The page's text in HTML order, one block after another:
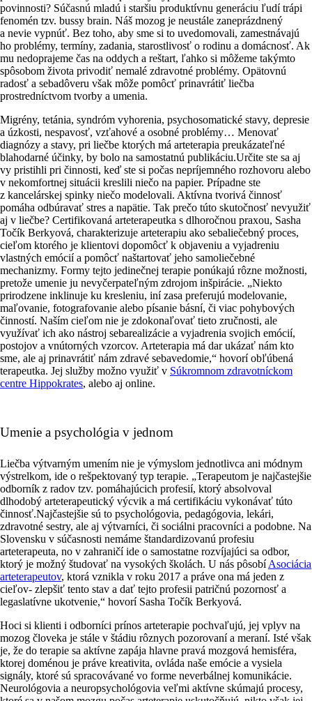
povinnosti? Súčasnú mladú i staršiu produktívnu generáciu ľudí trápi
fenomén tzv. bussy brain. Náš mozog je neustále zaneprázdnený
a nevie vypnúť. Bez toho, aby sme si to uvedomovali, zamestnávajú
ho problémy, termíny, zadania, starostlivosť o rodinu a domácnosť. Ak
mu nedoprajeme čas na oddych a reštart, ľahko si môžeme takýmto
spôsobom života privodiť nemalé zdravotné problémy. Opätovnú
radosť a sebadôveru však môže pomôcť prinavrátiť liečba
prostredníctvom tvorby a umenia.
Migrény, tetánia, syndróm vyhorenia, psychosomatické stavy, depresie
a úzkosti, nespavosť, vzťahové a osobné problémy… Menovať
diagnózy a stavy, pri liečbe ktorých má arteterapia preukázateľné
blahodarné účinky, by bolo na samostatnú publikáciu.Určite ste sa aj
vy pristihli pri činnosti, keď ste si počas nepríjemného rozhovoru alebo
v nekomfortnej situácii kreslili niečo na papier. Prípadne ste
z kancelárskej spinky niečo modelovali. Aktívna tvorivá činnosť
pomáha odbúravať stres a napätie. Tak prečo túto skutočnosť nevyužiť
aj v liečbe? Certifikovaná arteterapeutka s dlhoročnou praxou, Sasha
Točík Berkyová, charakterizuje arteterapiu ako sebaliečebný proces,
cieľom ktorého je klientovi dopomôcť k objaveniu a vyjadreniu
vlastných emócií a pomôcť naštartovať jeho samoliečebné
mechanizmy. Formy tejto jedinečnej terapie ponúkajú rôzne možnosti,
pretože umenie ju nevyčerpateľným zdrojom inšpirácie. „Niekto
prirodzene inklinuje ku kresleniu, iní zasa preferujú modelovanie,
maľovanie, fotografovanie alebo písanie básní, či viac pohybových
činností. Naším cieľom nie je zdokonaľovať tieto zručnosti, ale
využívať ich ako nástroj sebarealizácie a vyjadrenia svojich emócií,
postojov a vnútorných vzorcov. Arteterapia má dar ukázať nám kto
sme, ale aj prinavrátiť nám zdravé sebavedomie,“ hovorí obľúbená
terapeutka. Jej služby možno využiť v Súkromnom zdravotníckom
centre Hippokrates, alebo aj online.
Umenie a psychológia v jednom
Liečba výtvarným umením nie je výmyslom jednotlivca ani módnym
výstrelkom, ide o rešpektovaný typ terapie. „Terapeutom je najčastejšie
odborník z radov tzv. pomáhajúcich profesií, ktorý absolvoval
dlhodobý arteterapeutický výcvik a má certifikáciu vykonávať túto
činnosť.Najčastejšie sú to psychológovia, pedagógovia, lekári,
zdravotné sestry, ale aj výtvarníci, či sociálni pracovníci a podobne. Na
Slovensku v súčasnosti nemáme štandardizovanú profesiu
arteterapeuta, no v zahraničí ide o samostatne rozvíjajúci sa odbor,
ktorý je možný študovať na vysokých školách. U nás pôsobíAsociácia
arteterapeutov, ktorá vznikla v roku 2017 a práve ona má jeden z
cieľov- zlepšiť tento stav a dať tejto profesii patričnú pozornosť a
legaslatívne ukotvenie,“ hovorí Sasha Točík Berkyová.
Hoci si klienti i odborníci prínos arteterapie pochvaľujú, jej vplyv na
mozog človeka je stále v štádiu rôznych pozorovaní a meraní. Isté však
je, že do terapie sa aktívne zapája hlavne pravá mozgová hemisféra,
ktorej doménou je práve kreativita, ovláda naše emócie a vysiela
signály, ktoré sú spracovávané vo forme neverbálnej komunikácie.
Neurológovia a neuropsychológovia veľmi aktívne skúmajú procesy,